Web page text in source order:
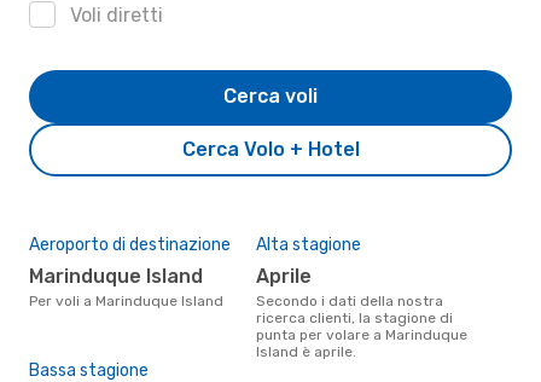
Voli diretti
Cerca Volo + Hotel
Cerca voli
Aeroporto di destinazione
Marinduque Island
Per voli a Marinduque Island
Alta stagione
aprile
Secondo i dati della nostra
ricerca clienti, la stagione di
punta per volare a Marinduque
Island è aprile.
Bassa stagione